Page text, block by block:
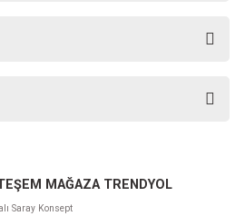
formunu kullanarak tarafımıza
görüntülenemiyor.
bulunuyor.
ilk yorumu siz yapın!
MAĞAZA TRENDYOL
Saray Konsept